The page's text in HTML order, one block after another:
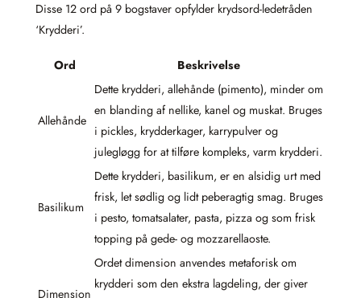
Disse 12 ord på 9 bogstaver opfylder krydsord-ledetråden
‘Krydderi’.
Ord Beskrivelse
Allehånde
Dette krydderi, allehånde (pimento), minder om
en blanding af nellike, kanel og muskat. Bruges
i pickles, krydderkager, karrypulver og
julegløgg for at tilføre kompleks, varm krydderi.
Basilikum
Dette krydderi, basilikum, er en alsidig urt med
frisk, let sødlig og lidt peberagtig smag. Bruges
i pesto, tomatsalater, pasta, pizza og som frisk
topping på gede- og mozzarellaoste.
Dimension
Ordet dimension anvendes metaforisk om
krydderi som den ekstra lagdeling, der giver